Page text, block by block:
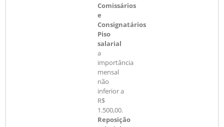
Comissários
e
Consignatários
Piso
salarial
a
importância
mensal
não
inferior a
R$
1.500,00.
Reposição